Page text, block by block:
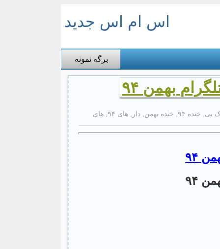
اس ام اس جدید
برگه نمونه
بهمن ۹۴
بی خنده ۹۴ , خنده بهمن دار های ۹۴ , های
۹۴
۹۴